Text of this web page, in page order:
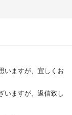
いますが、宜しくお
いますが、返信致し